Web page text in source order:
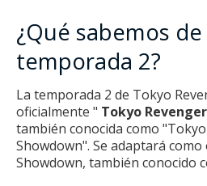
¿Qué sabemos de
temporada 2?
La temporada 2 de Tokyo
oficialmente " Tokyo
también conocida como
Showdown". Se adaptará
Showdown, también conocido